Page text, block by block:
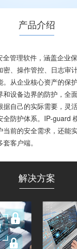
产品介绍
管理软件，涵盖企业
、操作管控、日志审
。从企业核心资产的保
和设备边界的防护，全
自己的实际需要，灵
全防护体系。IP-guard
前的安全需求，还能
客户端。
解决方案